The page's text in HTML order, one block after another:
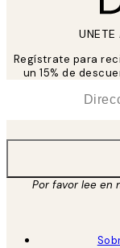
UNETE
Regístrate para
un 15% de
Por favor lee en